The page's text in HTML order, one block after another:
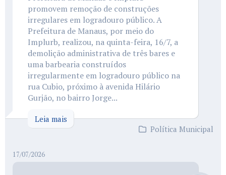
promovem remoção de construções
irregulares em logradouro público. A
Prefeitura de Manaus, por meio do
Implurb, realizou, na quinta-feira, 16/7, a
demolição administrativa de três bares e
uma barbearia construídos
irregularmente em logradouro público na
rua Cubio, próximo à avenida Hilário
Gurjão, no bairro Jorge...
Leia mais
Política Municipal
17/07/2026